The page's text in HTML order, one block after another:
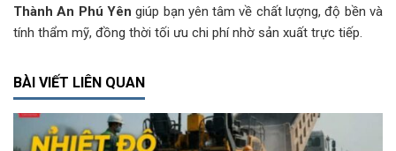
Thành An Phú Yên giúp bạn yên tâm về chất lượng, độ bền và
tính thẩm mỹ, đồng thời tối ưu chi phí nhờ sản xuất trực tiếp.
BÀI VIẾT LIÊN QUAN